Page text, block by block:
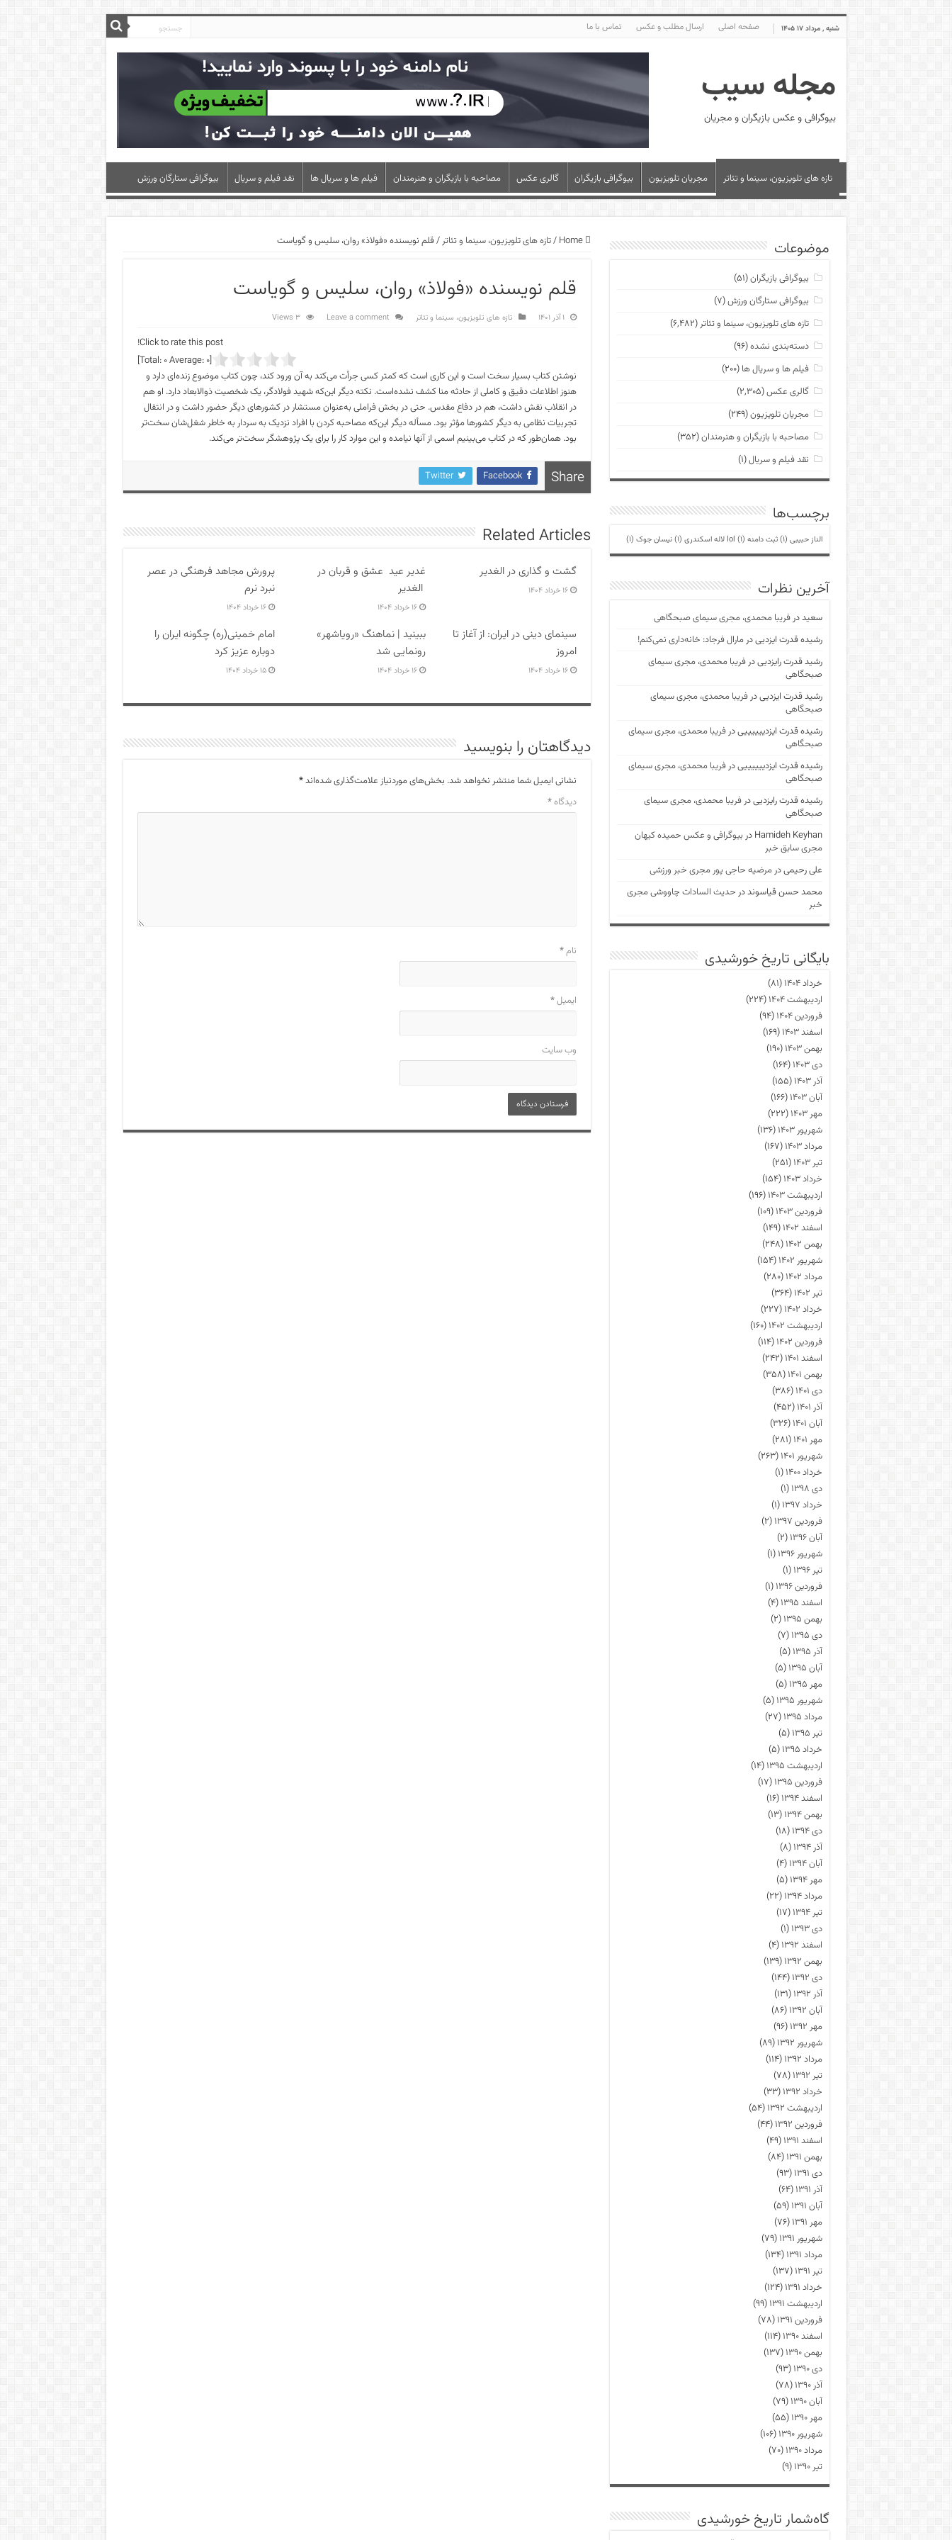
شنبه , مرداد ۱۷ ۱۴۰۵ صفحه اصلی ارسال مطلب و عکس تماس با ما
مجله سیب
بیوگرافی و عکس بازیگران و مجریان
تازه های تلویزیون، سینما و تئاتر مجریان تلویزیون بیوگرافی بازیگران گالری عکس مصاحبه با بازیگران و هنرمندان فیلم ها و سریال ها نقد فیلم و سریال بیوگرافی ستارگان ورزش
Home
/تازه های تلویزیون، سینما و تئاتر/قلم نویسنده «فولاذ» روان، سلیس و گویاست
قلم نویسنده «فولاذ» روان، سلیس و گویاست
۱ آذر ۱۴۰۱ تازه های تلویزیون، سینما و تئاتر Leave a comment
3 Views
Click to rate this post!
[Total:
0Average: 0
]
نوشتن کتاب بسیار سخت است و این کاری است که کمتر کسی جرأت می‌کند به آن ورود کند، چون کتاب موضوع زنده‌ای دارد و
هنوز اطلاعات دقیق و کاملی از حادثه منا کشف نشده‌است. نکته دیگر این‌که شهید فولادگر، یک شخصیت ذوالابعاد دارد. او هم
در انقلاب نقش داشت، هم در دفاع مقدس. حتی در بخش فراملی به‌‌عنوان مستشار در کشورهای دیگر حضور داشت و در انتقال
تجربیات نظامی به دیگر کشورها مؤثر بود. مسأله دیگر این‌که مصاحبه کردن با افراد نزدیک به سردار به خاطر شغل‌شان سخت‌تر
بود. همان‌طور که در کتاب می‌بینیم اسمی از آنها نیامده و این موارد کار را برای یک پژوهشگر سخت‌تر می‌کند.
Share
Facebook
Twitter
Related Articles
گشت و گذاری در الغدیر
۱۶ خرداد ۱۴۰۴
غدیر عید عشق و قربان در
الغدیر
۱۶ خرداد ۱۴۰۴
پرورش مجاهد فرهنگی در عصر
نبرد نرم
۱۶ خرداد ۱۴۰۴
سینمای دینی در ایران: از آغاز تا
امروز
۱۶ خرداد ۱۴۰۴
ببینید | نماهنگ «رویاشهر»
رونمایی شد
۱۶ خرداد ۱۴۰۴
امام خمینی(ره) چگونه ایران را
دوباره عزیز کرد
۱۵ خرداد ۱۴۰۴
دیدگاهتان را بنویسید
نشانی ایمیل شما منتشر نخواهد شد. بخش‌های موردنیاز علامت‌گذاری شده‌اند*
دیدگاه*
نام*
ایمیل*
وب‌ سایت
موضوعات
بیوگرافی بازیگران(۵۱)
بیوگرافی ستارگان ورزش(۷)
تازه های تلویزیون، سینما و تئاتر(۶,۴۸۲)
دسته‌بندی نشده(۹۶)
فیلم ها و سریال ها (۲۰۰)
گالری عکس(۲,۳۰۵)
مجریان تلویزیون(۲۴۹)
مصاحبه با بازیگران و هنرمندان(۳۵۲)
نقد فیلم و سریال(۱)
برچسب‌ها
الناز حبیبی (1) ثبت دامنه lol (1) لاله اسکندری (1) نیسان جوک (1)
آخرین نظرات
سعیددرفریبا محمدی، مجری سیمای صبحگاهی
رشیده قدرت ایزدییدرمارال فرجاد: خانه‌داری نمی‌کنم!
رشید قدرت رایزدییدرفریبا محمدی، مجری سیمای
صبحگاهی
رشید قدرت ایزدییدرفریبا محمدی، مجری سیمای
صبحگاهی
رشیده قدرت ایزدیییییییدرفریبا محمدی، مجری سیمای
صبحگاهی
رشیده قدرت ایزدیییییییدرفریبا محمدی، مجری سیمای
صبحگاهی
رشیده قدرت رایزدییدرفریبا محمدی، مجری سیمای
صبحگاهی
Hamideh Keyhan در بیوگرافی و عکس حمیده کیهان
مجری سابق خبر
علی رحیمیدرمرضیه حاجی پور مجری خبر ورزشی
محمد حسن قیاسونددر حدیث السادات چاووشی مجری
خبر
بایگانی تاریخ خورشیدی
خرداد ۱۴۰۴
(۸۱)
اردیبهشت ۱۴۰۴
(۲۲۴)
فروردین ۱۴۰۴
(۹۴)
اسفند ۱۴۰۳
(۱۶۹)
بهمن ۱۴۰۳
(۱۹۰)
دی ۱۴۰۳
(۱۶۴)
آذر ۱۴۰۳
(۱۵۵)
آبان ۱۴۰۳
(۱۶۶)
مهر ۱۴۰۳
(۲۲۲)
شهریور ۱۴۰۳
(۱۳۶)
مرداد ۱۴۰۳
(۱۶۷)
تیر ۱۴۰۳
(۲۵۱)
خرداد ۱۴۰۳
(۱۵۴)
اردیبهشت ۱۴۰۳
(۱۹۶)
فروردین ۱۴۰۳
(۱۰۹)
اسفند ۱۴۰۲
(۱۴۹)
بهمن ۱۴۰۲
(۲۴۸)
شهریور ۱۴۰۲
(۱۵۴)
مرداد ۱۴۰۲
(۲۸۰)
تیر ۱۴۰۲
(۳۶۴)
خرداد ۱۴۰۲
(۲۲۷)
اردیبهشت ۱۴۰۲
(۱۶۰)
فروردین ۱۴۰۲
(۱۱۴)
اسفند ۱۴۰۱
(۲۴۲)
بهمن ۱۴۰۱
(۳۵۸)
دی ۱۴۰۱
(۳۸۶)
آذر ۱۴۰۱
(۴۵۲)
آبان ۱۴۰۱
(۳۲۶)
مهر ۱۴۰۱
(۲۸۱)
شهریور ۱۴۰۱
(۲۶۳)
خرداد ۱۴۰۰
(۱)
دی ۱۳۹۸
(۱)
خرداد ۱۳۹۷
(۱)
فروردین ۱۳۹۷
(۲)
آبان ۱۳۹۶
(۲)
شهریور ۱۳۹۶
(۱)
تیر ۱۳۹۶
(۱)
فروردین ۱۳۹۶
(۱)
اسفند ۱۳۹۵
(۴)
بهمن ۱۳۹۵
(۲)
دی ۱۳۹۵
(۷)
آذر ۱۳۹۵
(۵)
آبان ۱۳۹۵
(۵)
مهر ۱۳۹۵
(۵)
شهریور ۱۳۹۵
(۵)
مرداد ۱۳۹۵
(۲۷)
تیر ۱۳۹۵
(۵)
خرداد ۱۳۹۵
(۵)
اردیبهشت ۱۳۹۵
(۱۴)
فروردین ۱۳۹۵
(۱۷)
اسفند ۱۳۹۴
(۱۶)
بهمن ۱۳۹۴
(۱۳)
دی ۱۳۹۴
(۱۸)
آذر ۱۳۹۴
(۸)
آبان ۱۳۹۴
(۴)
مهر ۱۳۹۴
(۵)
مرداد ۱۳۹۴
(۲۲)
تیر ۱۳۹۴
(۱۷)
دی ۱۳۹۳
(۱)
اسفند ۱۳۹۲
(۴)
بهمن ۱۳۹۲
(۱۳۹)
دی ۱۳۹۲
(۱۴۴)
آذر ۱۳۹۲
(۱۳۱)
آبان ۱۳۹۲
(۸۶)
مهر ۱۳۹۲
(۹۶)
شهریور ۱۳۹۲
(۸۹)
مرداد ۱۳۹۲
(۱۱۴)
تیر ۱۳۹۲
(۷۸)
خرداد ۱۳۹۲
(۳۳)
اردیبهشت ۱۳۹۲
(۵۴)
فروردین ۱۳۹۲
(۴۴)
اسفند ۱۳۹۱
(۴۹)
بهمن ۱۳۹۱
(۸۴)
دی ۱۳۹۱
(۹۳)
آذر ۱۳۹۱
(۶۴)
آبان ۱۳۹۱
(۵۹)
مهر ۱۳۹۱
(۷۶)
شهریور ۱۳۹۱
(۷۹)
مرداد ۱۳۹۱
(۱۳۴)
تیر ۱۳۹۱
(۱۳۷)
خرداد ۱۳۹۱
(۱۲۴)
اردیبهشت ۱۳۹۱
(۹۹)
فروردین ۱۳۹۱
(۷۸)
اسفند ۱۳۹۰
(۱۱۴)
بهمن ۱۳۹۰
(۱۳۷)
دی ۱۳۹۰
(۹۳)
آذر ۱۳۹۰
(۷۸)
آبان ۱۳۹۰
(۷۹)
مهر ۱۳۹۰
(۵۵)
شهریور ۱۳۹۰
(۱۰۶)
مرداد ۱۳۹۰
(۷۰)
تیر ۱۳۹۰
(۹)
گاه‌شمار تاریخ خورشیدی